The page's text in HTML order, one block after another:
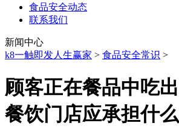
食品安全动态
联系我们
新闻中心
k8一触即发人生赢家 > 食品安全常识 >
顾客正在餐品中吃
餐饮门店应承担什么